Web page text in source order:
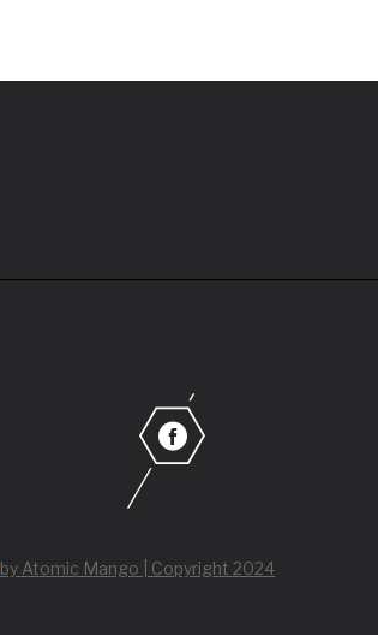
by Atomic Mango | Copyright 2024